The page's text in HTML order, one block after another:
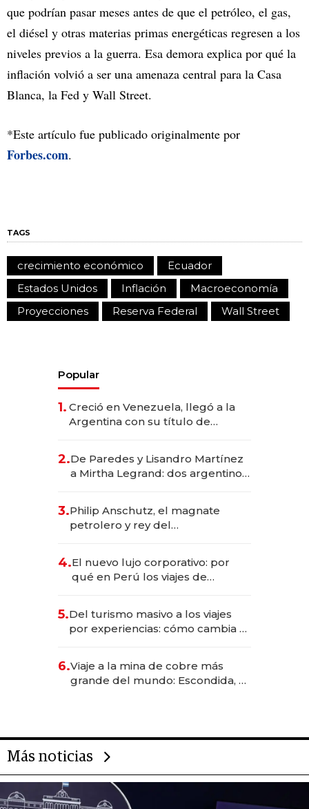
que podrían pasar meses antes de que el petróleo, el gas,
el diésel y otras materias primas energéticas regresen a los
niveles previos a la guerra. Esa demora explica por qué la
inflación volvió a ser una amenaza central para la Casa
Blanca, la Fed y Wall Street.
*Este artículo fue publicado originalmente por
Forbes.com.
TAGS
crecimiento económico
Ecuador
Estados Unidos
Inflación
Macroeconomía
Proyecciones
Reserva Federal Wall Street
Popular
1. Creció en Venezuela, llegó a la
Argentina con su título de
las marcas "fast premium"
2.De Paredes y Lisandro Martínez
a Mirtha Legrand: dos argentinos
3.Philip Anschutz, el magnate
petrolero y rey del
Fénix
4.El nuevo lujo corporativo: por
qué en Perú los viajes de
transformadoras
5.Del turismo masivo a los viajes
por experiencias: cómo cambia el
6.Viaje a la mina de cobre más
grande del mundo: Escondida, el
Más noticias